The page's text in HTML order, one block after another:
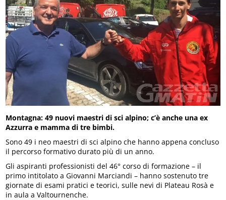
Montagna: 49 nuovi maestri di sci alpino; c’è anche una ex
Azzurra e mamma di tre bimbi.
Sono 49 i neo maestri di sci alpino che hanno appena concluso
il percorso formativo durato più di un anno.
Gli aspiranti professionisti del 46° corso di formazione – il
primo intitolato a Giovanni Marciandi – hanno sostenuto tre
giornate di esami pratici e teorici, sulle nevi di Plateau Rosà e
in aula a Valtournenche.